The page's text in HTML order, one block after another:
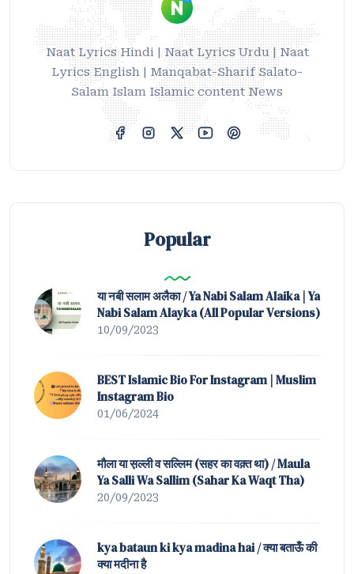
Naat Lyrics Hindi | Naat Lyrics Urdu | Naat
Lyrics English | Manqabat-Sharif Salato-
Salam Islam Islamic content News
Popular
या नबी सलाम अलैका / Ya Nabi Salam Alaika | Ya
Nabi Salam Alayka (All Popular Versions)
10/09/2023
BEST Islamic Bio For Instagram | Muslim
Instagram Bio
01/06/2024
मौला या स़ल्ली व सल्लिम (सहर का वक़्त था) / Maula
Ya Salli Wa Sallim (Sahar Ka Waqt Tha)
20/09/2023
kya bataun ki kya madina hai / क्या बताऊँ की
क्या मदीना है